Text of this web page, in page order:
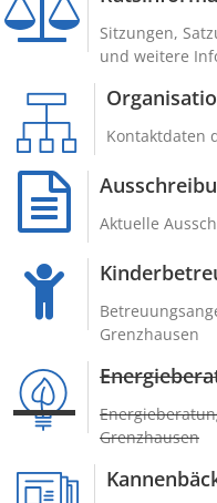
Sitzungen,
und weitere
Kontaktdaten
Aktuelle
Grenzhausen
Grenzhausen